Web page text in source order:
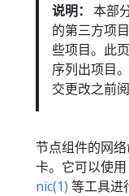
说明： 本部
的第三方项
些项目。此
序列出项目
交更改之前
节点组件的网
卡。它可以使用
nic(1) 等工具进